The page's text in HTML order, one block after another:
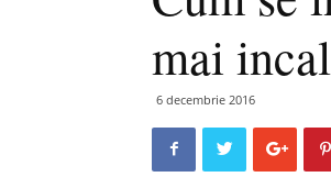
mai
6 decembrie 2016